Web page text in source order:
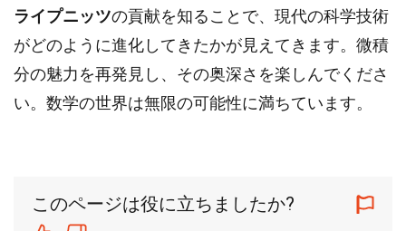
ライプニッツの貢献を知ることで、現代の科学技術
がどのように進化してきたかが見えてきます。微積
分の魅力を再発見し、その奥深さを楽しんでくださ
い。数学の世界は無限の可能性に満ちています。
このページは役に立ちましたか?